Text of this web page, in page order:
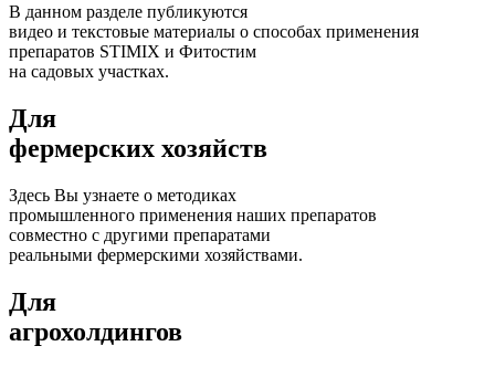
В данном разделе публикуются
видео и текстовые материалы о способах применения
препаратов STIMIX и Фитостим
на садовых участках.
Для
фермерских хозяйств
Здесь Вы узнаете о методиках
промышленного применения наших препаратов
совместно с другими препаратами
реальными фермерскими хозяйствами.
Для
агрохолдингов